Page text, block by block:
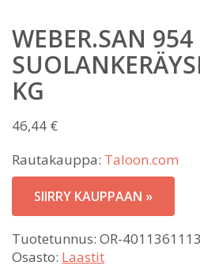
WEBER.SAN 954
KG
46,44 €
Rautakauppa: Taloon.com
SIIRRY KAUPPAAN »
Tuotetunnus: OR-
Osasto: Laastit